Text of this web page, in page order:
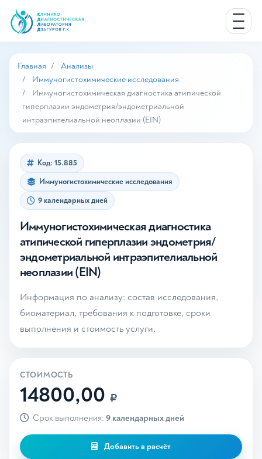
Главная
Анализы
Иммуногистохимические исследования
Иммуногистохимическая диагностика атипической
гиперплазии эндометрия/эндометриальной
интраэпителиальной неоплазии (EIN)
Код: 15.885
Иммуногистохимические исследования
9 календарных дней
Иммуногистохимическая диагностика
атипической гиперплазии эндометрия/
эндометриальной интраэпителиальной
неоплазии (EIN)
Информация по анализу: состав исследования,
биоматериал, требования к подготовке, сроки
выполнения и стоимость услуги.
СТОИМОСТЬ
14800,00 ₽
Срок выполнения: 9 календарных дней
Добавить в расчёт